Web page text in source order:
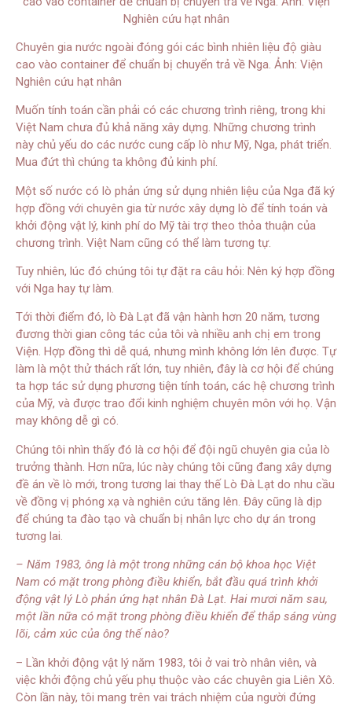
Chuyên gia nước ngoài đóng gói các bình nhiên liệu độ giàu
cao vào container để chuẩn bị chuyển trả về Nga. Ảnh: Viện
Nghiên cứu hạt nhân
Muốn tính toán cần phải có các chương trình riêng, trong khi
Việt Nam chưa đủ khả năng xây dựng. Những chương trình
này chủ yếu do các nước cung cấp lò như Mỹ, Nga, phát triển.
Mua đứt thì chúng ta không đủ kinh phí.
Một số nước có lò phản ứng sử dụng nhiên liệu của Nga đã ký
hợp đồng với chuyên gia từ nước xây dựng lò để tính toán và
khởi động vật lý, kinh phí do Mỹ tài trợ theo thỏa thuận của
chương trình. Việt Nam cũng có thể làm tương tự.
Tuy nhiên, lúc đó chúng tôi tự đặt ra câu hỏi: Nên ký hợp đồng
với Nga hay tự làm.
Tới thời điểm đó, lò Đà Lạt đã vận hành hơn 20 năm, tương
đương thời gian công tác của tôi và nhiều anh chị em trong
Viện. Hợp đồng thì dễ quá, nhưng mình không lớn lên được. Tự
làm là một thử thách rất lớn, tuy nhiên, đây là cơ hội để chúng
ta hợp tác sử dụng phương tiện tính toán, các hệ chương trình
của Mỹ, và được trao đổi kinh nghiệm chuyên môn với họ. Vận
may không dễ gì có.
Chúng tôi nhìn thấy đó là cơ hội để đội ngũ chuyên gia của lò
trưởng thành. Hơn nữa, lúc này chúng tôi cũng đang xây dựng
đề án về lò mới, trong tương lai thay thế Lò Đà Lạt do nhu cầu
về đồng vị phóng xạ và nghiên cứu tăng lên. Đây cũng là dịp
để chúng ta đào tạo và chuẩn bị nhân lực cho dự án trong
tương lai.
– Năm 1983, ông là một trong những cán bộ khoa học Việt
Nam có mặt trong phòng điều khiển, bắt đầu quá trình khởi
động vật lý Lò phản ứng hạt nhân Đà Lạt. Hai mươi năm sau,
một lần nữa có mặt trong phòng điều khiển để thắp sáng vùng
lõi, cảm xúc của ông thế nào?
– Lần khởi động vật lý năm 1983, tôi ở vai trò nhân viên, và
việc khởi động chủ yếu phụ thuộc vào các chuyên gia Liên Xô.
Còn lần này, tôi mang trên vai trách nhiệm của người đứng